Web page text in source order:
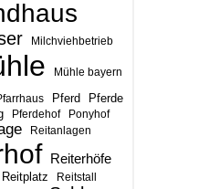
Milchviehbetrieb
Mühle bayern
Pferd Pferde
Pferdehof Ponyhof
Reitanlagen
Reiterhöfe
Reitplatz Reitstall